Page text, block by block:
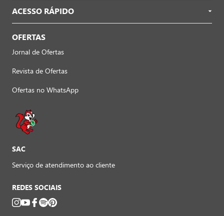
ACESSO RÁPIDO
OFERTAS
Jornal de Ofertas
Revista de Ofertas
Ofertas no WhatsApp
SAC
Serviço de atendimento ao cliente
REDES SOCIAIS